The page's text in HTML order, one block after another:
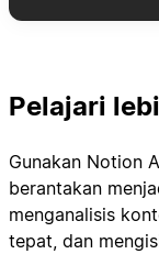
Pelajari
Gunakan Notion
berantakan
menganalisis
tepat, dan